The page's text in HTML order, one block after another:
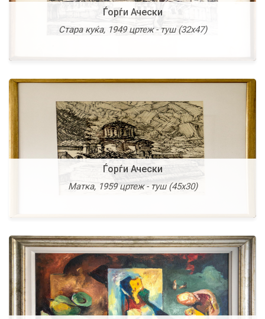
Ѓорѓи Ачески
Стара куќа, 1949 цртеж - туш (32х47)
Ѓорѓи Ачески
Матка, 1959 цртеж - туш (45х30)
Емил Шулајковски
Кумир, 1994 масло на платно (58х75)
З. Костовски
Мртва природа (Ваза со цвеќе), масло на платно